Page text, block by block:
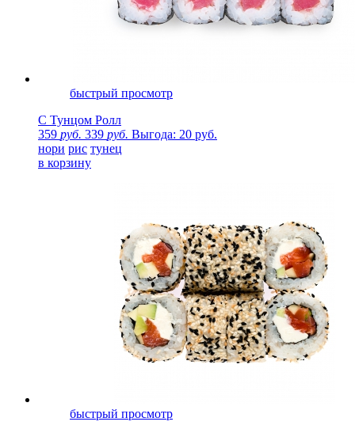
быстрый просмотр
С Тунцом Ролл
359 руб. 339 руб. Выгода: 20 руб.
нори рис тунец
в корзину
быстрый просмотр